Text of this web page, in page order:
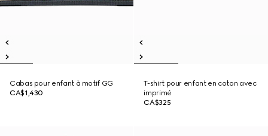
Cabas pour enfant à motif GG
CA$1,430
T-shirt pour enfant en coton avec
imprimé
CA$325